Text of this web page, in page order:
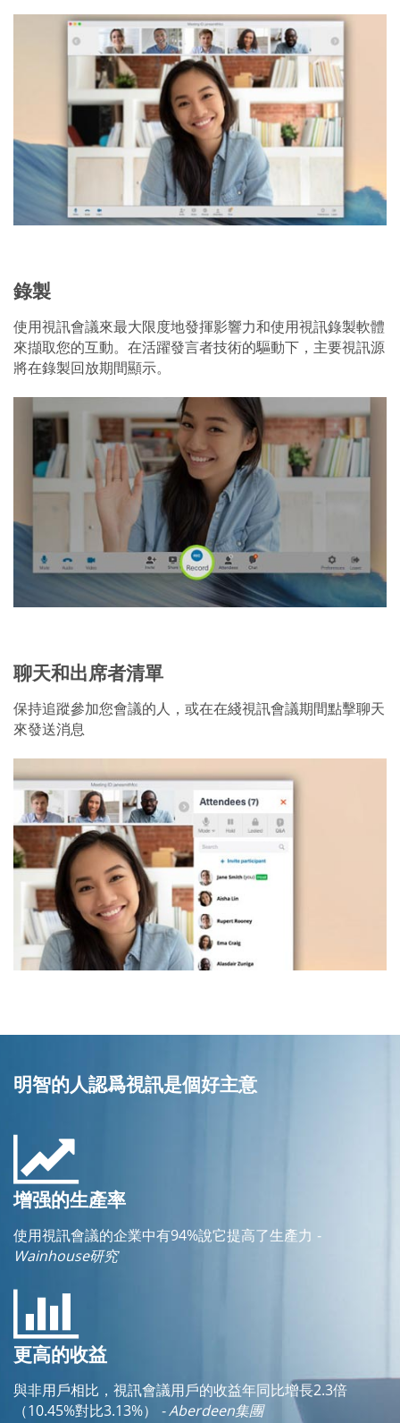
錄製
使用視訊會議來最大限度地發揮影響力和使用視訊錄製軟體
來擷取您的互動。在活躍發言者技術的驅動下，主要視訊源
將在錄製回放期間顯示。
聊天和出席者清單
保持追蹤參加您會議的人，或在在綫視訊會議期間點擊聊天
來發送消息
明智的人認爲視訊是個好主意
增强的生產率
使用視訊會議的企業中有94%說它提高了生產力 -
Wainhouse研究
更高的收益
與非用戶相比，視訊會議用戶的收益年同比增長2.3倍
（10.45%對比3.13%）
- Aberdeen集團